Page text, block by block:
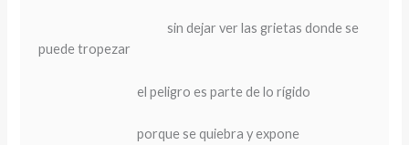
sin dejar ver las grietas donde se
puede tropezar
el peligro es parte de lo rígido
porque se quiebra y expone